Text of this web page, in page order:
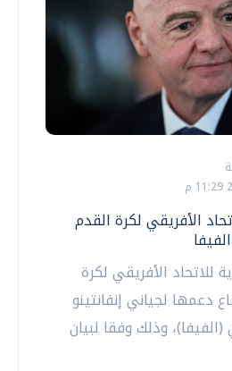
الأفريقي لكرة القدم
للاتحاد الأفريقي لكرة
دعمها لجياني إنفانتينو
وذلك وفقا لبيان